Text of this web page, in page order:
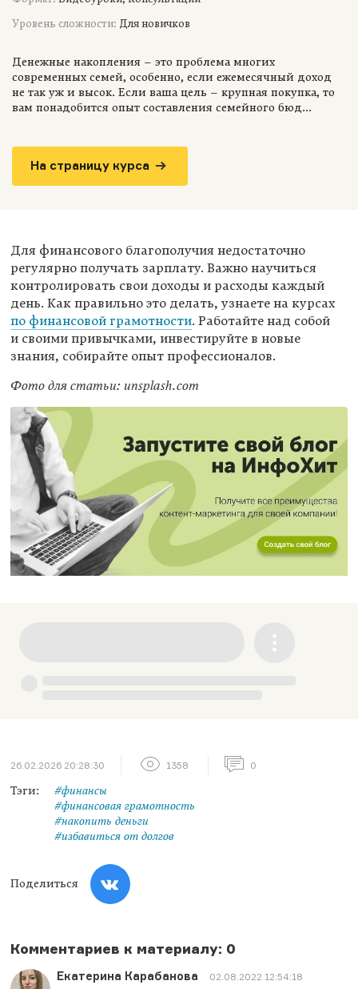
Уровень сложности: Для новичков
Денежные накопления – это проблема многих
современных семей, особенно, если ежемесячный доход
не так уж и высок. Если ваша цель – крупная покупка, то
вам понадобится опыт составления семейного бюд...
На страницу курса
Для финансового благополучия недостаточно
регулярно получать зарплату. Важно научиться
контролировать свои доходы и расходы каждый
день. Как правильно это делать, узнаете на курсах
по финансовой грамотности. Работайте над собой
и своими привычками, инвестируйте в новые
знания, собирайте опыт профессионалов.
Фото для статьи: unsplash.com
26.02.2026 20:28:30 1358 0
Тэги:
#финансы
#финансовая грамотность
#накопить деньги
#избавиться от долгов
Поделиться
Комментариев к материалу: 0
Екатерина Карабанова 02.08.2022 12:54:18